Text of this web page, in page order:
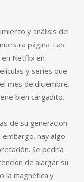
y análisis del
página. Las
Netflix en
y series que
mes de diciembre.
bien cargadito.
de su generación
embargo, hay algo
Se podría
de alargar su
la magnética y